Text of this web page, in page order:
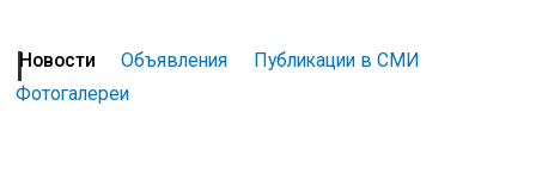
Новости Объявления
Публикации в СМИ
Фотогалереи